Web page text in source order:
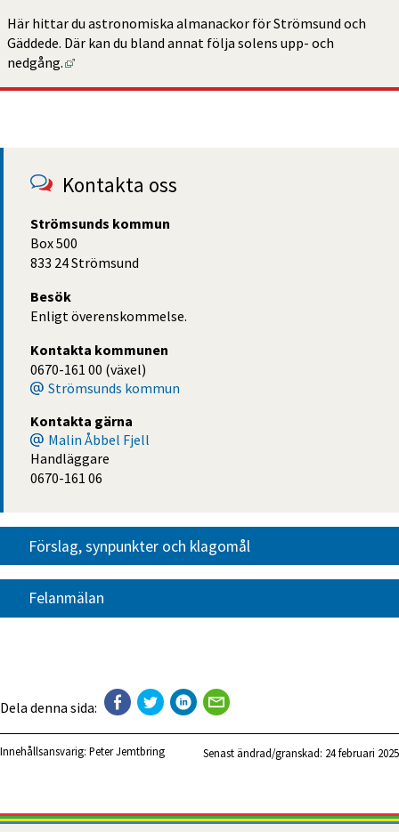
Här hittar du astronomiska almanackor för Strömsund och
Gäddede. Där kan du bland annat följa solens upp- och
nedgång.
Länk till annan webbplats, öppnas i nytt fönster.
Kontakta oss
Strömsunds kommun
Box 500
833 24 Strömsund
Besök
Enligt överenskommelse.
Kontakta kommunen
0670-161 00 (växel)
Strömsunds kommun
Kontakta gärna
Malin Åbbel Fjell
Handläggare
0670-161 06
Förslag, synpunkter och klagomål
Felanmälan
Dela denna sida:
Innehållsansvarig: Peter Jemtbring Senast ändrad/granskad: 24 februari 2025